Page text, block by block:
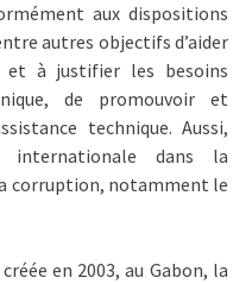
aux dispositions
autres objectifs d’aider
à justifier les besoins
de promouvoir et
technique. Aussi,
internationale dans la
corruption, notamment le
en 2003, au Gabon, la